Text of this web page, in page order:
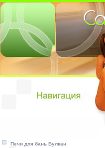
Печи для бань Вулкан